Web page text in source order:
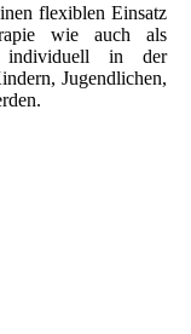
flexiblen Einsatz
wie auch als
individuell in der
Jugendlichen,